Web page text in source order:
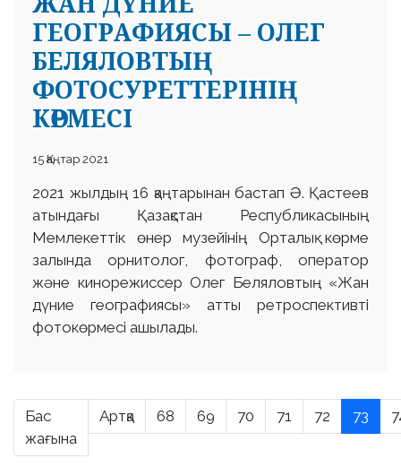
ГЕОГРАФИЯСЫ – ОЛЕГ
БЕЛЯЛОВТЫҢ
ФОТОСУРЕТТЕРІНІҢ
КӨРМЕСІ
15 Қаңтар 2021
2021 жылдың 16 қаңтарынан бастап Ә. Қастеев
атындағы Қазақстан Республикасының
Мемлекеттік өнер музейінің Орталық көрме
залында орнитолог, фотограф, оператор
және кинорежиссер Олег Беляловтың «Жан
дүние географиясы» атты ретроспективті
фотокөрмесі ашылады.
Бас
жағына
Артқа 68 69 70 71 72 73